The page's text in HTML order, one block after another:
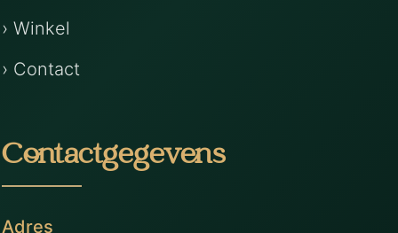
› Winkel
› Contact
Contactgegevens
Adres